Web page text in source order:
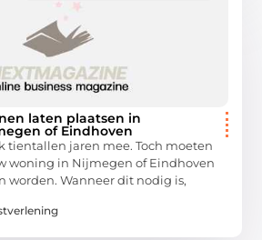
laten plaatsen in
of Eindhoven
tientallen jaren mee. Toch moeten
woning in Nijmegen of Eindhoven
worden. Wanneer dit nodig is,